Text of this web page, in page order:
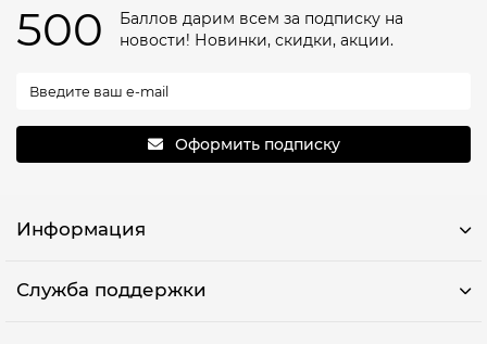
500
Баллов дарим всем за подписку на
новости! Новинки, скидки, акции.
Оформить подписку
Информация
Служба поддержки